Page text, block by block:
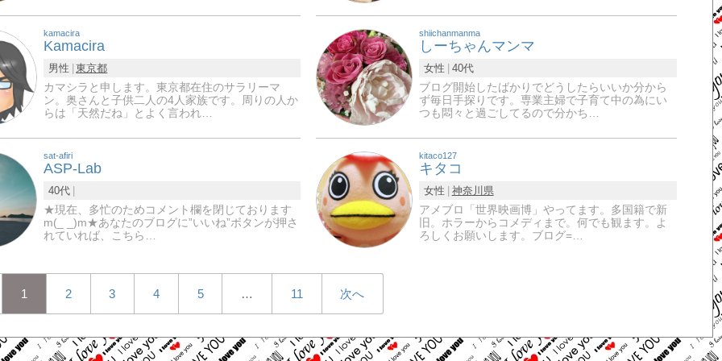
kamacira
Kamacira
男性
東京都
カマシラと申します。東京都在住のサラリーマ
ン。奥さんと子供二人の4人家族です。周りの人か
らは「天然だね」とよく言われ…
shiichanmanma
しーちゃんマンマ
女性
40代
ブログ開始したばかりでどうしたらいいか分から
ず毎日手探りです。専業主婦で子育て中の為にい
つも悶々と過ごしてるので分かち…
sat-afiri
ASP-Lab
40代
★現在、多忙のためコメント欄を閉じております
m(_ _)m★あなたのブログに”いいね”ボタンが押さ
れていれば、こちら…
kitaco127
キタコ
女性
神奈川県
アメブロ「世界映画博」やってます。多国籍で新
旧。ホラーからコメディまで。何でも観ます。よ
ろしくお願いします。ブログ=…
1 2 3 4 5 … 11 次へ